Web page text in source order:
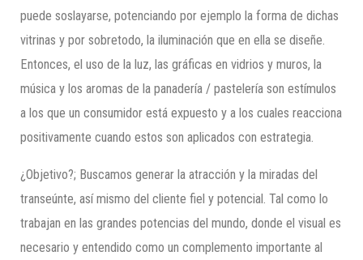
puede soslayarse, potenciando por ejemplo la forma de dichas
vitrinas y por sobretodo, la iluminación que en ella se diseñe.
Entonces, el uso de la luz, las gráficas en vidrios y muros, la
música y los aromas de la panadería / pastelería son estímulos
a los que un consumidor está expuesto y a los cuales reacciona
positivamente cuando estos son aplicados con estrategia.
¿Objetivo?; Buscamos generar la atracción y la miradas del
transeúnte, así mismo del cliente fiel y potencial. Tal como lo
trabajan en las grandes potencias del mundo, donde el visual es
necesario y entendido como un complemento importante al